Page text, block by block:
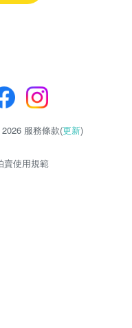
服務條款(更新)
賣使用規範